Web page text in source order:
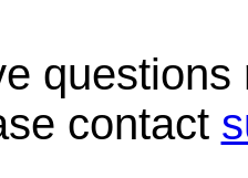
contact